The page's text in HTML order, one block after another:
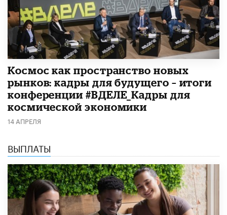
Космос как пространство новых
рынков: кадры для будущего – итоги
конференции #ВДЕЛЕ_Кадры для
космической экономики
14 АПРЕЛЯ
ВЫПЛАТЫ